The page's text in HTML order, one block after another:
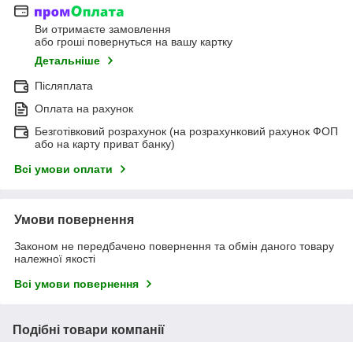
Ви отримаєте замовлення
або гроші повернуться на вашу картку
Детальніше
Післяплата
Оплата на рахунок
Безготівковий розрахунок (на розрахунковий рахунок ФОП
або на карту приват банку)
Всі умови оплати
Умови повернення
Законом не передбачено повернення та обмін даного товару
належної якості
Всі умови повернення
Подібні товари компанії